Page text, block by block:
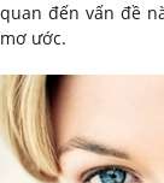
quan đến vấn đề
mơ ước.